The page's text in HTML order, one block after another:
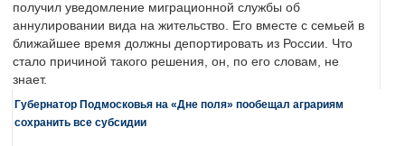
получил уведомление миграционной службы об
аннулировании вида на жительство. Его вместе с семьей в
ближайшее время должны депортировать из России. Что
стало причиной такого решения, он, по его словам, не
знает.
Губернатор Подмосковья на «Дне поля» пообещал аграриям
сохранить все субсидии